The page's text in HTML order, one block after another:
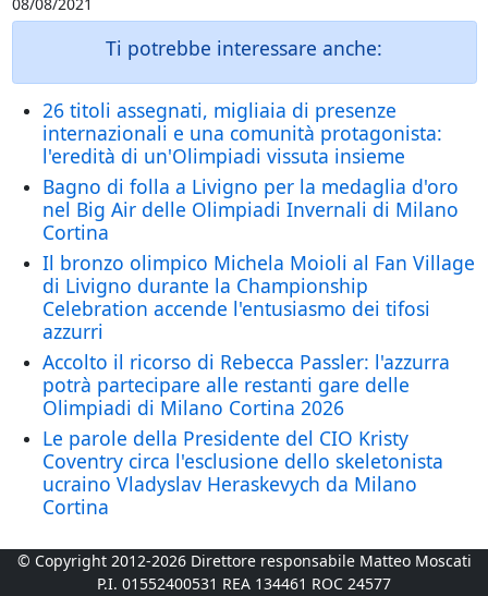
Ti potrebbe interessare anche:
26 titoli assegnati, migliaia di presenze
internazionali e una comunità protagonista:
l'eredità di un'Olimpiadi vissuta insieme
Bagno di folla a Livigno per la medaglia d'oro
nel Big Air delle Olimpiadi Invernali di Milano
Cortina
Il bronzo olimpico Michela Moioli al Fan Village
di Livigno durante la Championship
Celebration accende l'entusiasmo dei tifosi
azzurri
Accolto il ricorso di Rebecca Passler: l'azzurra
potrà partecipare alle restanti gare delle
Olimpiadi di Milano Cortina 2026
Le parole della Presidente del CIO Kristy
Coventry circa l'esclusione dello skeletonista
ucraino Vladyslav Heraskevych da Milano
Cortina
© Copyright 2012-2026 Direttore responsabile Matteo Moscati
P.I. 01552400531 REA 134461 ROC 24577